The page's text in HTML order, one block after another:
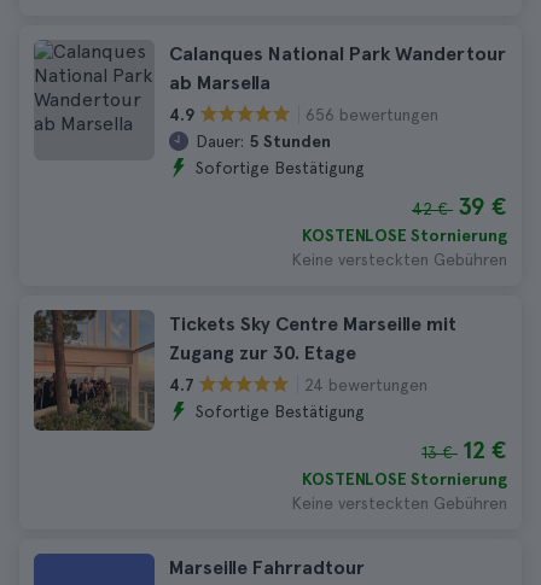
Calanques National Park Wandertour
ab Marsella
4.9
656 bewertungen
Dauer: 5 Stunden
Sofortige Bestätigung
42 € 39 €
KOSTENLOSE Stornierung
Keine versteckten Gebühren
Tickets Sky Centre Marseille mit
Zugang zur 30. Etage
4.7
24 bewertungen
Sofortige Bestätigung
13 € 12 €
KOSTENLOSE Stornierung
Keine versteckten Gebühren
Marseille Fahrradtour